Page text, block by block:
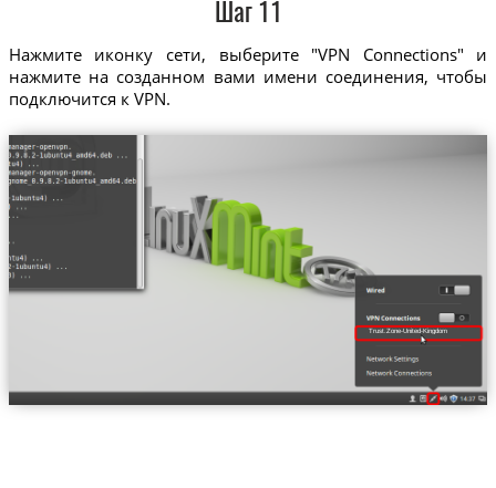
Шаг 11
Нажмите иконку сети, выберите "VPN Connections" и
нажмите на созданном вами имени соединения, чтобы
подключится к VPN.
Trust.Zone-United-Kingdom